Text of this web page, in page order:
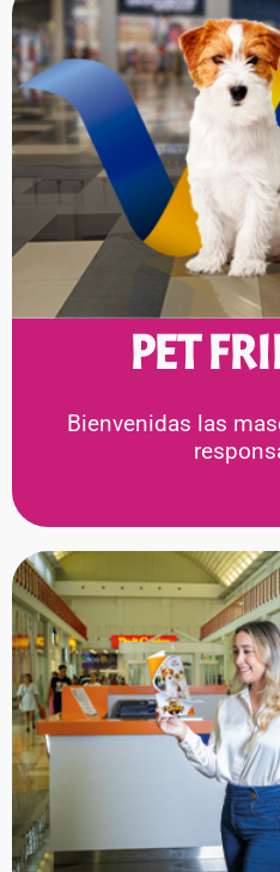
PET
Bienvenidas las